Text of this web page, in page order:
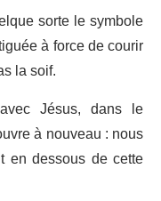
sorte le symbole
à force de courir
la soif.
Jésus, dans le
à nouveau : nous
en dessous de cette